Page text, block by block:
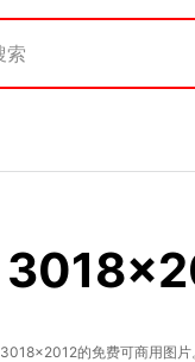
3018×2012的免费可商用